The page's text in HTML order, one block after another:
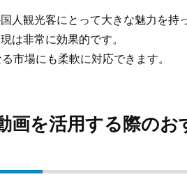
人観光客にとって大きな魅力を持
は非常に効果的です。
市場にも柔軟に対応できます。
画を活用する際のお